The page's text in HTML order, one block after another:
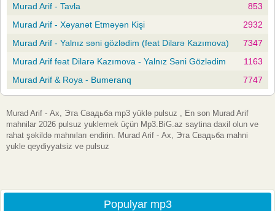
Murad Arif - Tavla
853
Murad Arif - Xəyanət Etməyən Kişi
2932
Murad Arif - Yalnız səni gözlədim (feat Dilarə Kazımova)
7347
Murad Arif feat Dilarə Kazımova - Yalnız Səni Gözlədim
1163
Murad Arif & Roya - Bumeranq
7747
Murad Arif - Ах, Эта Свадьба mp3 yüklə pulsuz , En son Murad Arif
mahnilar 2026 pulsuz yuklemek üçün Mp3.BiG.az saytina daxil olun ve
rahat şəkildə mahnıları endirin. Murad Arif - Ах, Эта Свадьба mahni
yukle qeydiyyatsiz ve pulsuz
Populyar mp3